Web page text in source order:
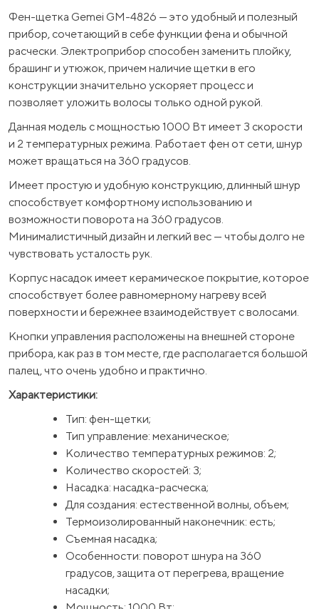
Фен-щетка Gemei GM-4826 — это удобный и полезный
прибор, сочетающий в себе функции фена и обычной
расчески. Электроприбор способен заменить плойку,
брашинг и утюжок, причем наличие щетки в его
конструкции значительно ускоряет процесс и
позволяет уложить волосы только одной рукой.
Данная модель с мощностью 1000 Вт имеет 3 скорости
и 2 температурных режима. Работает фен от сети, шнур
может вращаться на 360 градусов.
Имеет простую и удобную конструкцию, длинный шнур
способствует комфортному использованию и
возможности поворота на 360 градусов.
Минималистичный дизайн и легкий вес — чтобы долго не
чувствовать усталость рук.
Корпус насадок имеет керамическое покрытие, которое
способствует более равномерному нагреву всей
поверхности и бережнее взаимодействует с волосами.
Кнопки управления расположены на внешней стороне
прибора, как раз в том месте, где располагается большой
палец, что очень удобно и практично.
Характеристики:
Тип: фен-щетки;
Тип управление: механическое;
Количество температурных режимов: 2;
Количество скоростей: 3;
Насадка: насадка-расческа;
Для создания: естественной волны, объем;
Термоизолированный наконечник: есть;
Съемная насадка;
Особенности: поворот шнура на 360
градусов, защита от перегрева, вращение
насадки;